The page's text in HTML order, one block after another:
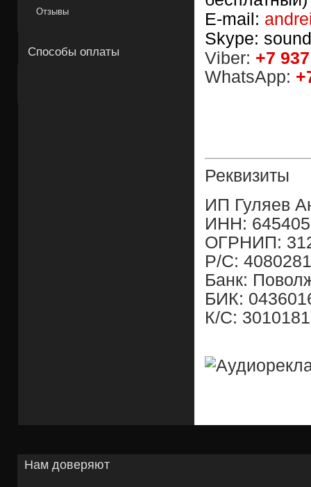
E-mail:
Skype:
Viber: +7
WhatsApp:
Реквизиты
ИП Гуляев
ИНН:
ОГРНИП:
Р/С:
Банк:
БИК:
К/С:
Отзывы
Способы оплаты
Нам доверяют